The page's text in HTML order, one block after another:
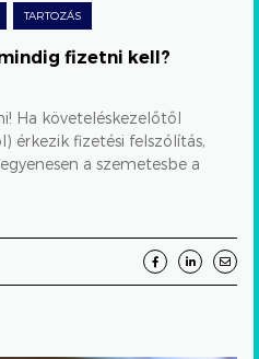
TARTOZÁS
fizetni kell?
Ha követeléskezelőtől
érkezik fizetési felszólítás,
a szemetesbe a